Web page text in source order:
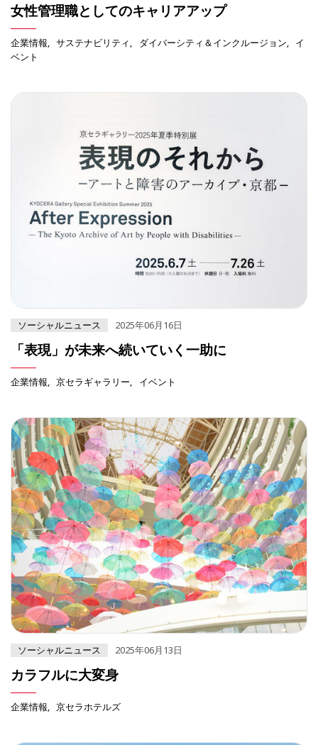
女性管理職としてのキャリアアップ
企業情報 サステナビリティ ダイバーシティ＆インクルージョン
イ
ベント
ソーシャルニュース 2025年06月16日
「表現」が未来へ続いていく一助に
企業情報 京セラギャラリー イベント
ソーシャルニュース 2025年06月13日
カラフルに大変身
企業情報 京セラホテルズ